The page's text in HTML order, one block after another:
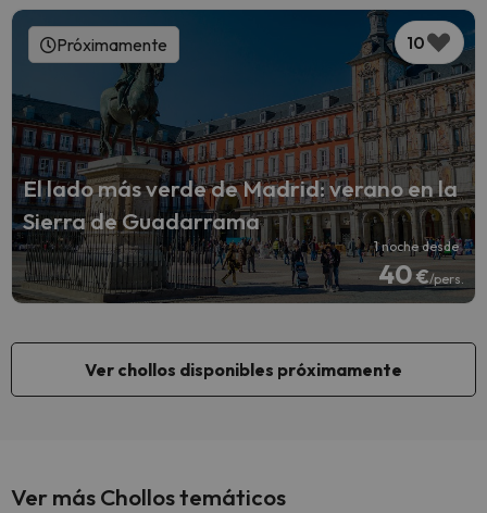
10
Próximamente
El lado más verde de Madrid: verano en la
Sierra de Guadarrama
1 noche desde
40€/pers.
Ver chollos disponibles próximamente
Ver más Chollos temáticos